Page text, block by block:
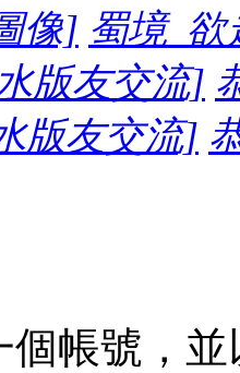
像] 蜀境_欲
版友交流]
版友交流]
個帳號，並